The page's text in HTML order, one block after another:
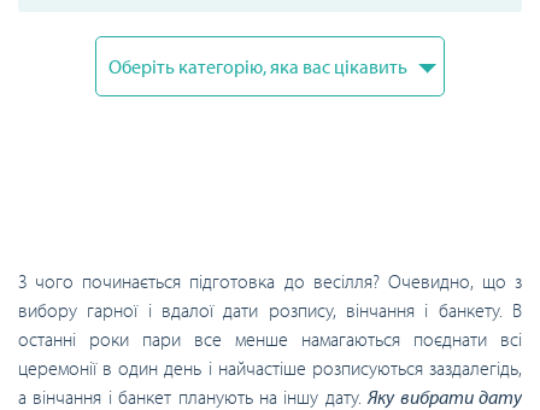
З чого починається підготовка до весілля? Очевидно, що з
вибору гарної і вдалої дати розпису, вінчання і банкету. В
останні роки пари все менше намагаються поєднати всі
церемонії в один день і найчастіше розписуються заздалегідь,
а вінчання і банкет планують на іншу дату.Яку вибрати дату
Оберіть категорію, яка вас цікавить